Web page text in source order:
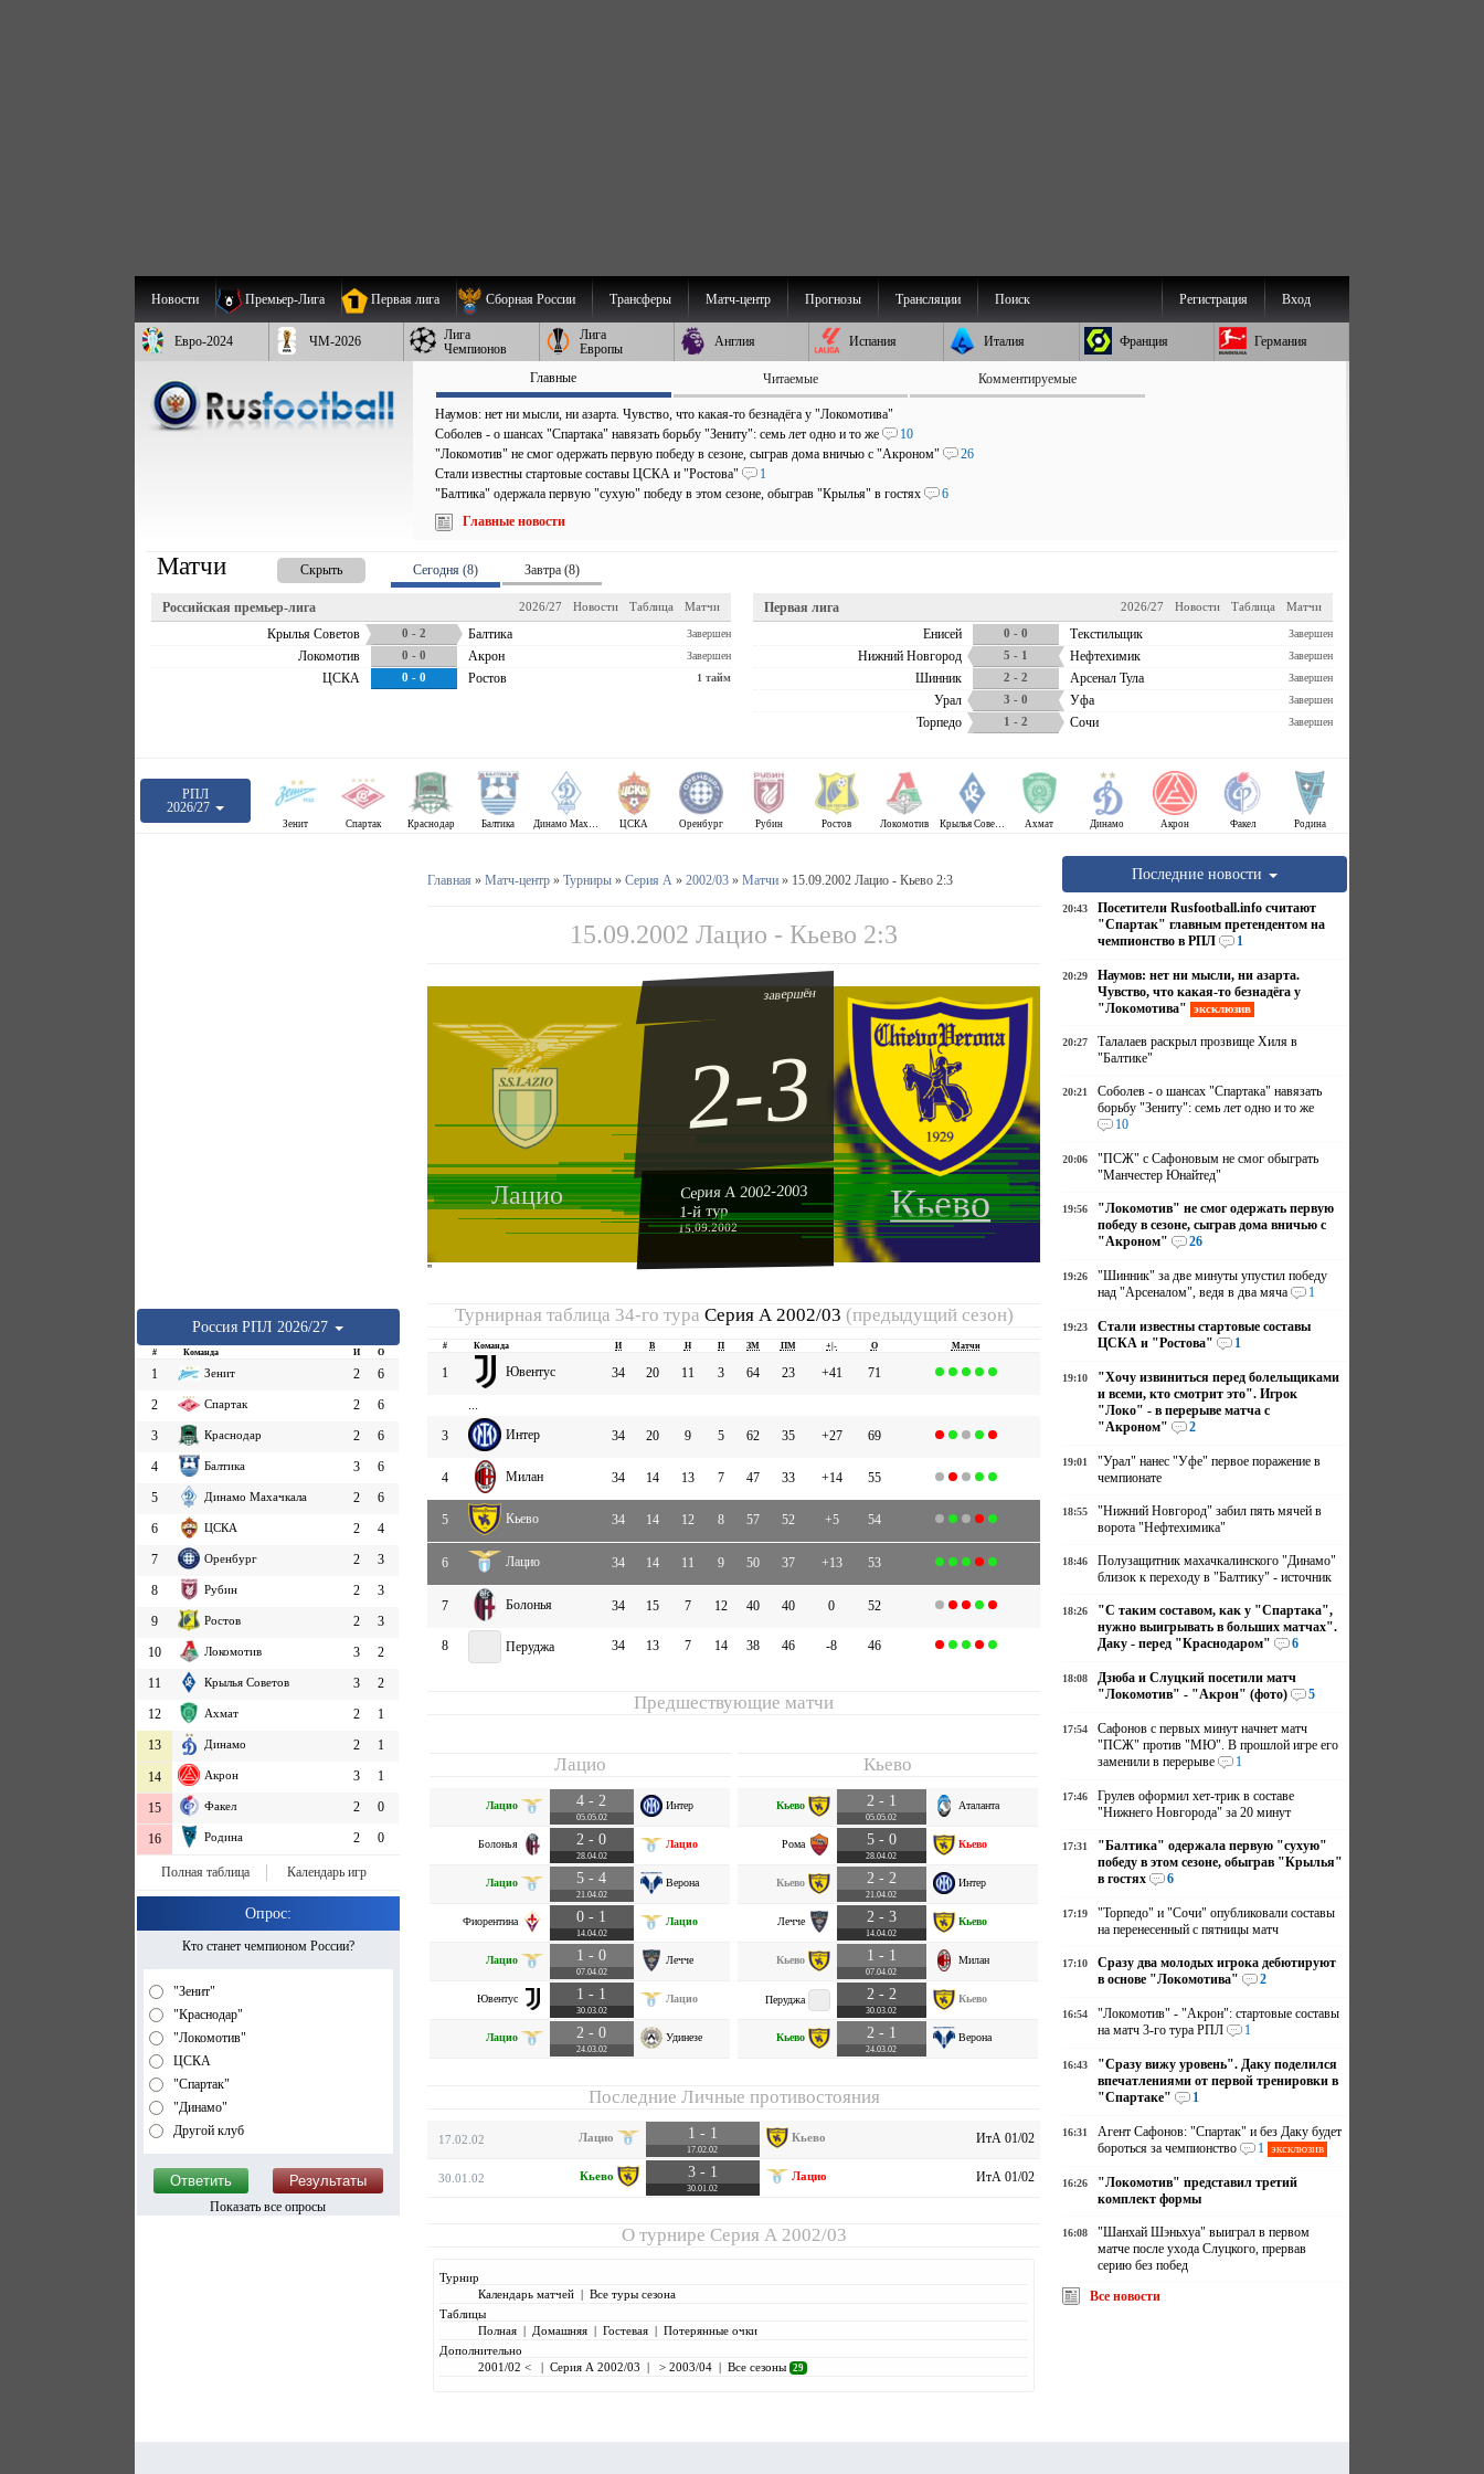
Новости Премьер-Лига Первая лига Сборная России Трансферы Матч-центр Прогнозы Трансляции Поиск Вход
Регистрация
Евро-2024 ЧМ-2026
Лига
Чемпионов
Лига
Европы
Англия Испания Италия Франция Германия
Главные Читаемые Комментируемые
Наумов: нет ни мысли, ни азарта. Чувство, что какая-то безнадёга у "Локомотива"
Соболев - о шансах "Спартака" навязать борьбу "Зениту": семь лет одно и то же
10
"Локомотив" не смог одержать первую победу в сезоне, сыграв дома вничью с "Акроном"
26
Стали известны стартовые составы ЦСКА и "Ростова"
1
"Балтика" одержала первую "сухую" победу в этом сезоне, обыграв "Крылья" в гостях
6
Главные новости
Матчи Скрыть Сегодня (8) Завтра (8)
Российская премьер-лига Матчи
Таблица
Новости
2026/27
Крылья Советов 0 - 2 Балтика Завершен
Локомотив 0 - 0 Акрон Завершен
ЦСКА 0 - 0 Ростов 1 тайм
Первая лига Матчи
Таблица
Новости
2026/27
Енисей 0 - 0 Текстильщик Завершен
Нижний Новгород 5 - 1 Нефтехимик Завершен
Шинник 2 - 2 Арсенал Тула Завершен
Урал 3 - 0 Уфа Завершен
Торпедо 1 - 2 Сочи Завершен
РПЛ
2026/27
Зенит Спартак Краснодар Балтика Динамо Махачкала ЦСКА Оренбург Рубин Ростов Локомотив Крылья Советов Ахмат Динамо Акрон Факел Родина
Россия РПЛ 2026/27
# Команда И О
1 Зенит 2
6
2
Спартак 2
6
3
Краснодар 2
6
4
Балтика 3
6
5
Динамо Махачкала 2
6
6
ЦСКА 2
4
7
Оренбург 2
3
8
Рубин 2
3
9
Ростов 2
3
10
Локомотив 3
2
11
Крылья Советов 3
2
12
Ахмат 2
1
13
Динамо 2 1
14 Акрон 3 1
15 Факел 2 0
16 Родина 2 0
Полная таблица Календарь игр
Опрос:
Кто станет чемпионом России?
"Зенит"
"Краснодар"
"Локомотив"
ЦСКА
"Спартак"
"Динамо"
Другой клуб
Показать все опросы
Главная » Матч-центр» Турниры» Серия А» 2002/03» Матчи» 15.09.2002 Лацио - Кьево 2:3
15.09.2002 Лацио - Кьево 2:3
Лацио Кьево
завершён
2-3
Серия А 2002-2003
1-й тур
15.09.2002
''
Турнирная таблица 34-го тура Серия А 2002/03 (предыдущий сезон)
# Команда И В Н П ЗМ ПМ +|- О Матчи
1 Ювентус 34 20 11 3 64 23 +41 71
...
3
Интер 34 20 9 5 62 35 +27 69
4 Милан 34 14 13 7 47 33 +14 55
5 Кьево 34 14 12 8 57 52 +5 54
6 Лацио 34 14 11 9 50 37 +13 53
7 Болонья 34 15 7 12 40 40 0 52
8 Перуджа 34 13 7 14 38 46 -8 46
Предшествующие матчи
Лацио
Лацио 4 - 2
05.05.02
Интер
Болонья 2 - 0
28.04.02
Лацио
Лацио 5 - 4
21.04.02
Верона
Фиорентина 0 - 1
14.04.02
Лацио
Лацио 1 - 0
07.04.02
Лечче
Ювентус 1 - 1
30.03.02
Лацио
Лацио 2 - 0
24.03.02
Удинезе
Кьево
Кьево 2 - 1
05.05.02
Аталанта
Рома 5 - 0
28.04.02
Кьево
Кьево 2 - 2
21.04.02
Интер
Лечче 2 - 3
14.04.02
Кьево
Кьево 1 - 1
07.04.02
Милан
Перуджа 2 - 2
30.03.02
Кьево
Кьево 2 - 1
24.03.02
Верона
Последние Личные противостояния
17.02.02 Лацио 1 - 1
17.02.02
Кьево ИтА 01/02
30.01.02 Кьево 3 - 1
30.01.02
Лацио ИтА 01/02
О турнире Серия А 2002/03
Турнир
Календарь матчей| Все туры сезона
Таблицы
Полная| Домашняя| Гостевая| Потерянные очки
Дополнительно
2001/02 <
| Серия А 2002/03 | > 2003/04| Все сезоны 29
Последние новости
20:43
Посетители Rusfootball.info считают
"Спартак" главным претендентом на
чемпионство в РПЛ
1
20:29
Наумов: нет ни мысли, ни азарта.
Чувство, что какая-то безнадёга у
"Локомотива"
эксклюзив
20:27
Талалаев раскрыл прозвище Хиля в
"Балтике"
20:21
Соболев - о шансах "Спартака" навязать
борьбу "Зениту": семь лет одно и то же
10
20:06
"ПСЖ" с Сафоновым не смог обыграть
"Манчестер Юнайтед"
19:56
"Локомотив" не смог одержать первую
победу в сезоне, сыграв дома вничью с
"Акроном"
26
19:26
"Шинник" за две минуты упустил победу
над "Арсеналом", ведя в два мяча
1
19:23
Стали известны стартовые составы
ЦСКА и "Ростова"
1
19:10
"Хочу извиниться перед болельщиками
и всеми, кто смотрит это". Игрок
"Локо" - в перерыве матча с
"Акроном"
2
19:01
"Урал" нанес "Уфе" первое поражение в
чемпионате
18:55
"Нижний Новгород" забил пять мячей в
ворота "Нефтехимика"
18:46
Полузащитник махачкалинского "Динамо"
близок к переходу в "Балтику" - источник
18:26
"С таким составом, как у "Спартака",
нужно выигрывать в больших матчах".
Даку - перед "Краснодаром"
6
18:08
Дзюба и Слуцкий посетили матч
"Локомотив" - "Акрон" (фото)
5
17:54
Сафонов с первых минут начнет матч
"ПСЖ" против "МЮ". В прошлой игре его
заменили в перерыве
1
17:46
Грулев оформил хет-трик в составе
"Нижнего Новгорода" за 20 минут
17:31
"Балтика" одержала первую "сухую"
победу в этом сезоне, обыграв "Крылья"
в гостях
6
17:19
"Торпедо" и "Сочи" опубликовали составы
на перенесенный с пятницы матч
17:10
Сразу два молодых игрока дебютируют
в основе "Локомотива"
2
16:54
"Локомотив" - "Акрон": стартовые составы
на матч 3-го тура РПЛ
1
16:43
"Сразу вижу уровень". Даку поделился
впечатлениями от первой тренировки в
"Спартаке"
1
16:31
Агент Сафонов: "Спартак" и без Даку будет
бороться за чемпионство
1 эксклюзив
16:26
"Локомотив" представил третий
комплект формы
16:08
"Шанхай Шэньхуа" выиграл в первом
матче после ухода Слуцкого, прервав
серию без побед
Все новости